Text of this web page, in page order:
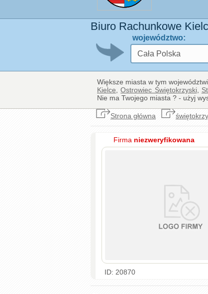
Biuro Rachunkowe
województwo:
Większe miasta w tym
Kielce ,Ostrowiec Świętokrzyski,
Nie ma Twojego miasta ? - użyj
Strona główna
Firma niezweryfikowana
ID: 20870